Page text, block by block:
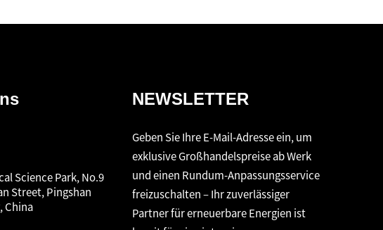
Science Park, No.9
Street, Pingshan
China
NEWSLETTER
Geben Sie Ihre E-Mail-Adresse ein, um
exklusive Großhandelspreise ab Werk
und einen Rundum-Anpassungsservice
freizuschalten – Ihr zuverlässiger
Partner für erneuerbare Energien ist